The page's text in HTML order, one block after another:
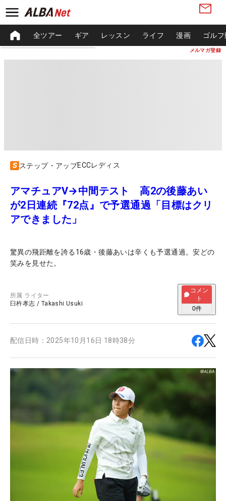
メルマガ登録
全ツアー ギア レッスン ライフ 漫画 ゴル
ステップ・アップECCレディス
アマチュアV→中間テスト 高2の後藤あい
が2日連続『72点』で予選通過「目標はクリ
アできました」
驚異の飛距離を誇る16歳・後藤あいは辛くも予選通過。安どの
笑みを見せた。
所属 ライター
臼杵孝志 / Takashi Usuki
コメン
ト
0件
配信日時： 2025年10月16日 18時38分